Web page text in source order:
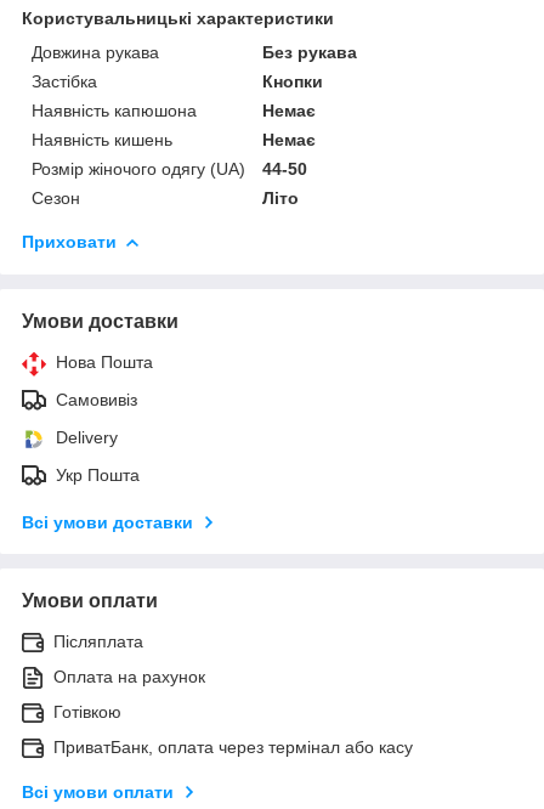
Користувальницькі характеристики
Довжина рукава
Без рукава
Застібка
Кнопки
Наявність капюшона
Немає
Наявність кишень
Немає
Розмір жіночого одягу (UA)
44-50
Сезон
Літо
Приховати
Умови доставки
Нова Пошта
Самовивіз
Delivery
Укр Пошта
Всі умови доставки
Умови оплати
Післяплата
Оплата на рахунок
Готівкою
ПриватБанк, оплата через термінал або касу
Всі умови оплати